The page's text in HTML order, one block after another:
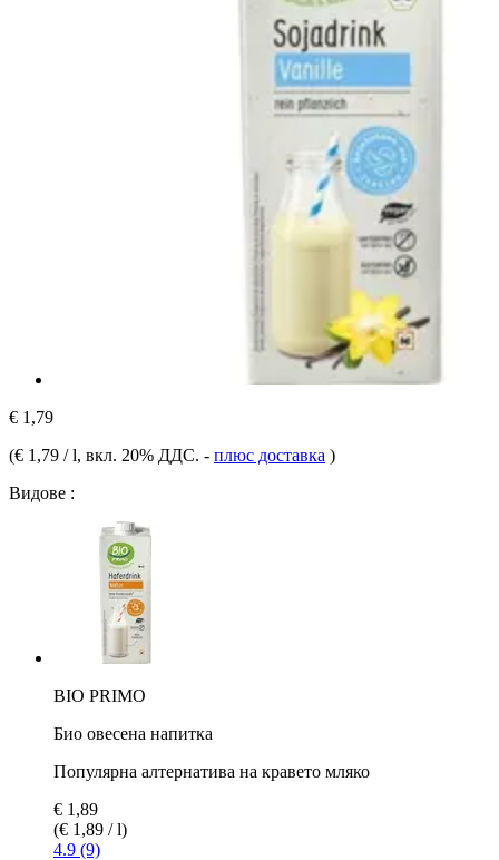
€ 1,79
(€ 1,79 / l, вкл. 20% ДДС. - плюс доставка )
Видове :
BIO PRIMO
Био овесена напитка
Популярна алтернатива на кравето мляко
€ 1,89
(€ 1,89 / l)
4.9 (9)